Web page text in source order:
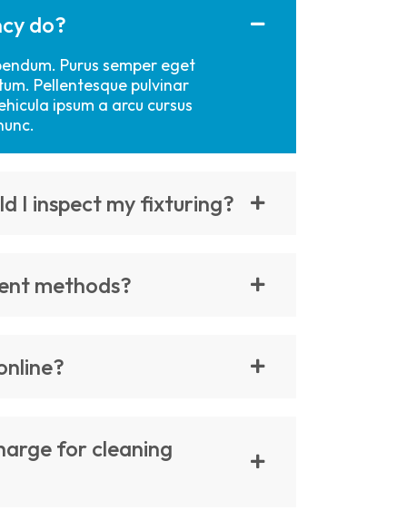
do?
Purus semper eget
Pellentesque pulvinar
ipsum a arcu cursus
I inspect my fixturing?
methods?
for cleaning